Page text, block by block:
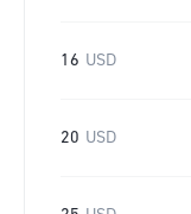
16 USD
20 USD